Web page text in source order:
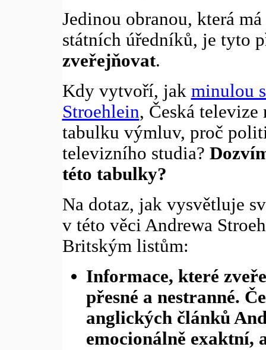
Jedinou obranou, která
státních úředníků, je tyto
zveřejňovat.
Kdy vytvoří, jak minulou
Stroehlein, Česká
tabulku výmluv, proč
televizního studia?
této tabulky?
Na dotaz, jak vysvětluje
v této věci Andrewa
Britským listům:
Informace, které
přesné a nestranné.
anglických článků
emocionálně exaktní,